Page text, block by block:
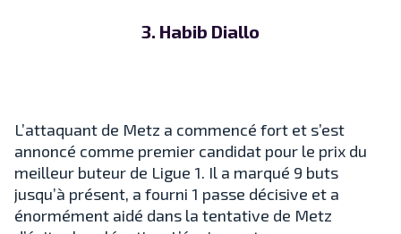
3. Habib Diallo
L’attaquant de Metz a commencé fort et s’est
annoncé comme premier candidat pour le prix du
meilleur buteur de Ligue 1. Il a marqué 9 buts
jusqu’à présent, a fourni 1 passe décisive et a
énormément aidé dans la tentative de Metz